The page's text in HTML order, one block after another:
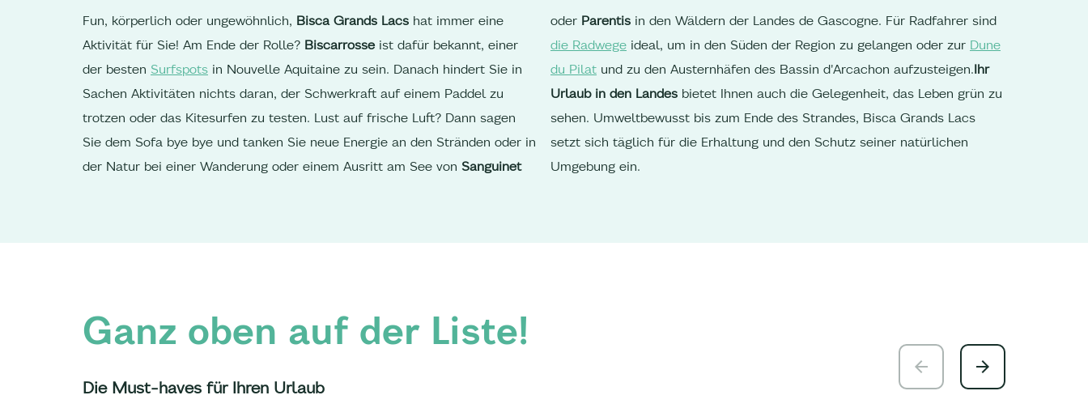
Fun, körperlich oder ungewöhnlich, Bisca Grands Lacs hat immer eine
Aktivität für Sie! Am Ende der Rolle? Biscarrosse ist dafür bekannt, einer
der besten Surfspots in Nouvelle Aquitaine zu sein. Danach hindert Sie in
Sachen Aktivitäten nichts daran, der Schwerkraft auf einem Paddel zu
trotzen oder das Kitesurfen zu testen. Lust auf frische Luft? Dann sagen
Sie dem Sofa bye bye und tanken Sie neue Energie an den Stränden oder in
der Natur bei einer Wanderung oder einem Ausritt am See von Sanguinet
oder Parentis in den Wäldern der Landes de Gascogne. Für Radfahrer sind
die Radwege ideal, um in den Süden der Region zu gelangen oder zur Dune
du Pilat und zu den Austernhäfen des Bassin d'Arcachon aufzusteigen.Ihr
Urlaub in den Landes bietet Ihnen auch die Gelegenheit, das Leben grün zu
sehen. Umweltbewusst bis zum Ende des Strandes, Bisca Grands Lacs
setzt sich täglich für die Erhaltung und den Schutz seiner natürlichen
Umgebung ein.
Ganz oben auf der Liste!
Die Must-haves für Ihren Urlaub